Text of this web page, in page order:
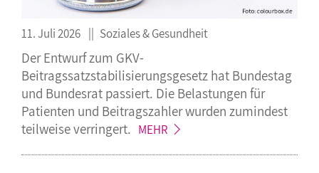
11. Juli 2026 Soziales & Gesundheit
Der Entwurf zum GKV-
Beitragssatzstabilisierungsgesetz hat Bundestag
und Bundesrat passiert. Die Belastungen für
Patienten und Beitragszahler wurden zumindest
teilweiseverringert. MEHR